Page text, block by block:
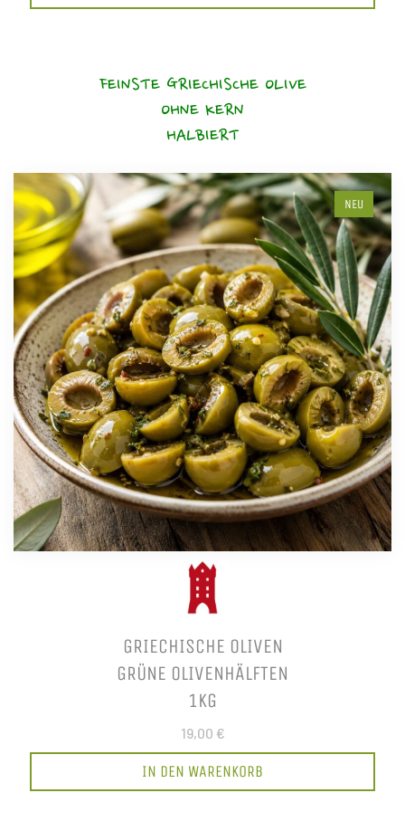
FEINSTE GRIECHISCHE OLIVE
OHNE KERN
HALBIERT
NEU
GRIECHISCHE OLIVEN
GRÜNE OLIVENHÄLFTEN
1KG
19,00 €
IN DEN WARENKORB